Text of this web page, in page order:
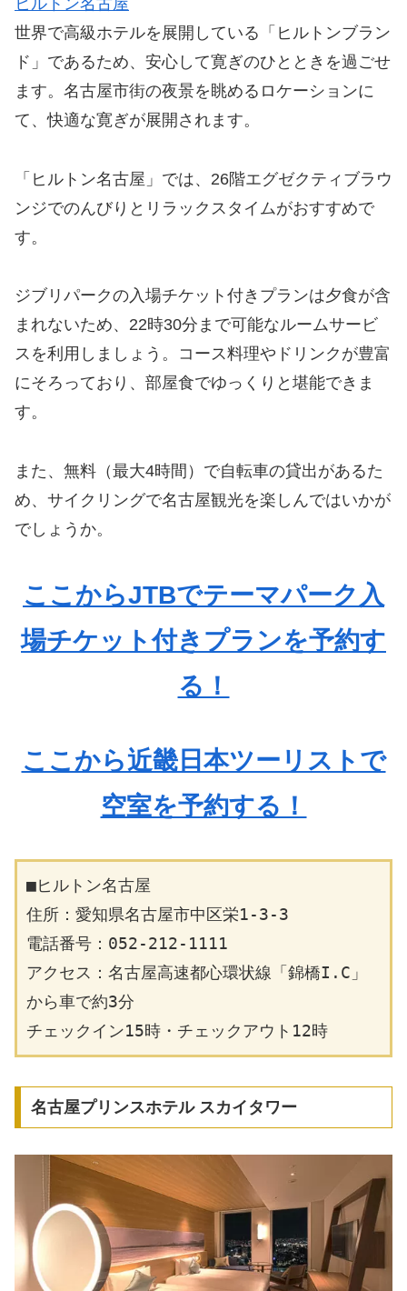
ヒルトン名古屋
世界で高級ホテルを展開している「ヒルトンブラン
ド」であるため、安心して寛ぎのひとときを過ごせ
ます。名古屋市街の夜景を眺めるロケーションに
て、快適な寛ぎが展開されます。
「ヒルトン名古屋」では、26階エグゼクティブラウ
ンジでのんびりとリラックスタイムがおすすめで
す。
ジブリパークの入場チケット付きプランは夕食が含
まれないため、22時30分まで可能なルームサービ
スを利用しましょう。コース料理やドリンクが豊富
にそろっており、部屋食でゆっくりと堪能できま
す。
また、無料（最大4時間）で自転車の貸出があるた
め、サイクリングで名古屋観光を楽しんではいかが
でしょうか。
ここからJTBでテーマパーク入
場チケット付きプランを予約す
る！
ここから近畿日本ツーリストで
空室を予約する！
■ヒルトン名古屋
住所：愛知県名古屋市中区栄1-3-3
電話番号：052-212-1111
アクセス：名古屋高速都心環状線「錦橋I.C」
から車で約3分
チェックイン15時・チェックアウト12時
名古屋プリンスホテル スカイタワー